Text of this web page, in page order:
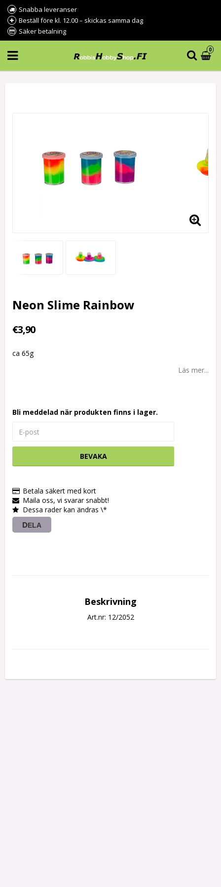
Snabba leveranser
Beställ före kl. 12.00 – skickas samma dag
Säker betalning
0
Neon Slime Rainbow
€3,90
ca 65g
Läs mer...
Bli meddelad när produkten finns i lager.
BEVAKA
Betala säkert med kort
Maila oss, vi svarar snabbt!
Dessa rader kan ändras \*
DELA
Beskrivning
Art.nr: 12/2052